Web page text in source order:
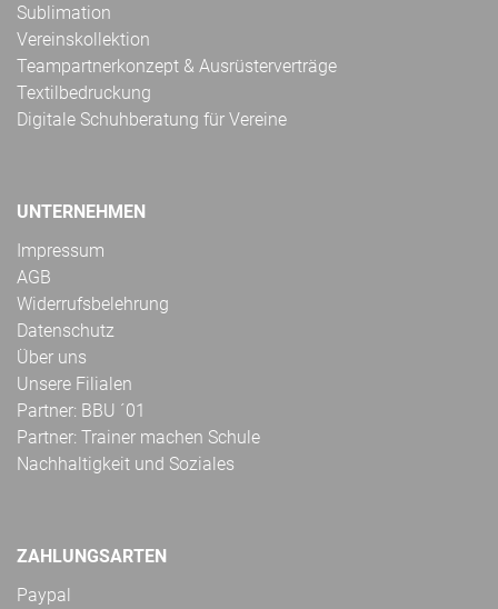
Sublimation
Vereinskollektion
Teampartnerkonzept & Ausrüsterverträge
Textilbedruckung
Digitale Schuhberatung für Vereine
UNTERNEHMEN
Impressum
AGB
Widerrufsbelehrung
Datenschutz
Über uns
Unsere Filialen
Partner: BBU ´01
Partner: Trainer machen Schule
Nachhaltigkeit und Soziales
ZAHLUNGSARTEN
Paypal